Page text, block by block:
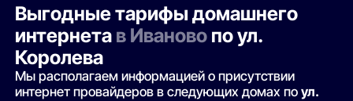
Выгодные тарифы домашнего
интернета в Иваново по ул.
Королева
Мы располагаем информацией о присутствии
интернет провайдеров в следующих домах поул.